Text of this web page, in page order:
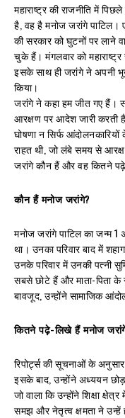
महाराष्ट्र की राजनीति में
है, वह है मनोज जरांगे पाटिल।
की सरकार को घुटनों पर लाने
चुके हैं। मंगलवार को
इसके साथ ही जरांगे ने अपनी
किया।
जरांगे ने कहा हम जीत गए हैं।
आरक्षण पर आदेश जारी करती
घोषणा न सिर्फ
राहत थी, जो लंबे समय से
जरांगे कौन हैं और वह कितने
कौन हैं मनोज जरांगे?
मनोज जरांगे पाटिल का जन्म
था। उनका परिवार बाद में
उनके परिवार में उनकी पत्नी
सबसे छोटे हैं और माता-पिता
बावजूद, उन्होंने सामाजिक
कितने पढ़े-लिखे हैं मनोज
रिपोर्ट्स की सूचनाओं के
इसके बाद, उन्होंने अध्ययन
जो वाला कि उन्होंने शिक्षा
समझ और नेतृत्व क्षमता ने उन्हें